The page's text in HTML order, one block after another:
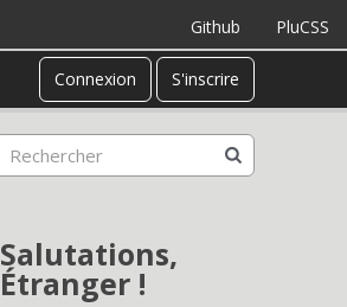
PluCSS
Github
Connexion S'inscrire
Salutations,
Étranger !